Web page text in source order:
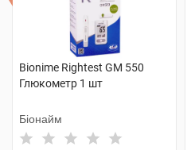
Bionime Rightest GM 550
Глюкометр 1 шт
Біонайм